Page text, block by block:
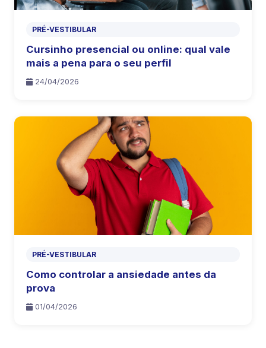
PRÉ-VESTIBULAR
Cursinho presencial ou online: qual vale
mais a pena para o seu perfil
24/04/2026
PRÉ-VESTIBULAR
Como controlar a ansiedade antes da
prova
01/04/2026